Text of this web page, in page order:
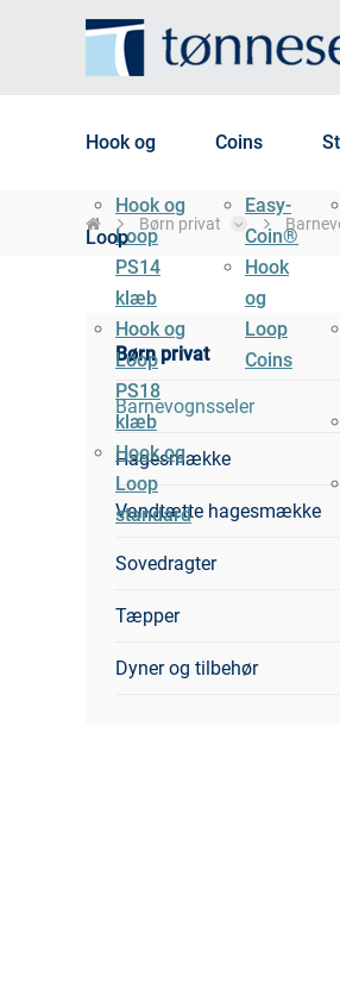
Hook og
Loop
Hook og
Loop
PS14
klæb
Hook og
Loop
PS18
klæb
Hook og
Loop
standard
Coins
Easy-
Coin®
Hook
og
Loop
Coins
Børn privat
Børn privat
Barnevognsseler
Hagesmække
Vandtætte hagesmække
Sovedragter
Tæpper
Dyner og tilbehør